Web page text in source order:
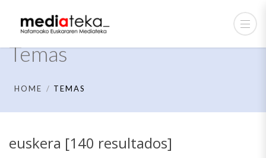
Temas
HOME TEMAS
euskera [140 resultados]